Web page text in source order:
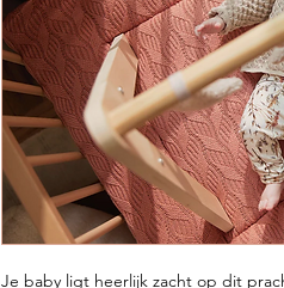
Je baby ligt heerlijk zacht op dit